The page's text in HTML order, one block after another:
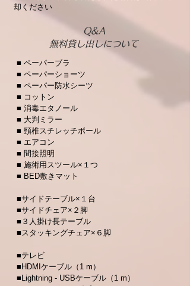
却ください
Q&A
無料貸し出しについて
■ ペーパーブラ
■ ペーパーショーツ
■ ペーパー防水シーツ
■ コットン
■ 消毒エタノール
■ 大判ミラー
■ 頸椎スチレッチボール
■ エアコン
■ 間接照明
■ 施術用スツール×１つ
■ BED敷きマット
■サイドテーブル×１台
■サイドチェア×２脚
■３人掛け長テーブル
■スタッキングチェア×６脚
■テレビ
■HDMIケーブル（1 m）
■Lightning - USBケーブル（1 m）